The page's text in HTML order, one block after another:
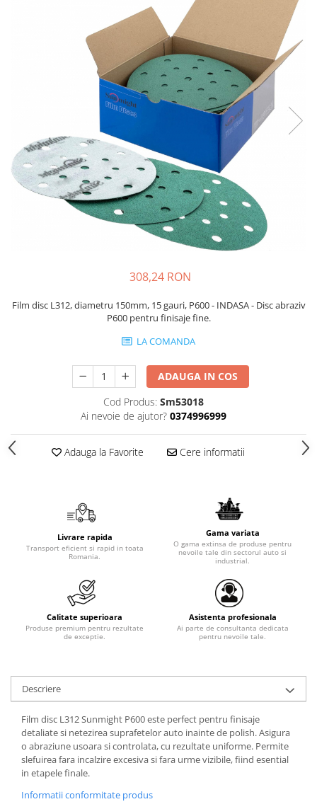
Sisteme si pahare PPS
Pahare de amestec
308,24 RON
Film disc L312, diametru 150mm, 15 gauri, P600 - INDASA - Disc abraziv
P600 pentru finisaje fine.
LA COMANDA
ADAUGA IN COS
Cod Produs: Sm53018
Ai nevoie de ajutor? 0374996999
Adauga la Favorite Cere informatii
Livrare rapida
Transport eficient si rapid in toata
Romania.
Gama variata
O gama extinsa de produse pentru
nevoile tale din sectorul auto si
industrial.
Calitate superioara
Produse premium pentru rezultate
de exceptie.
Asistenta profesionala
Ai parte de consultanta dedicata
pentru nevoile tale.
Descriere
Film disc L312 Sunmight P600 este perfect pentru finisaje
detaliate si netezirea suprafetelor auto inainte de polish. Asigura
o abraziune usoara si controlata, cu rezultate uniforme. Permite
slefuirea fara incalzire excesiva si fara urme vizibile, fiind esential
in etapele finale.
Informatii conformitate produs